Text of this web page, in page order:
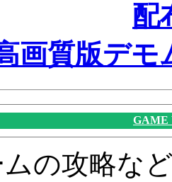
配
画質版デモ
GAME
の攻略な